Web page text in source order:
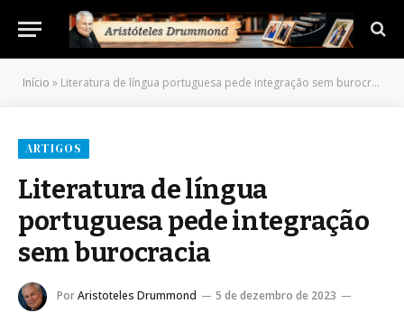
Início » Literatura de língua portuguesa pede integração sem burocracia
ARTIGOS
Literatura de língua
portuguesa pede integração
sem burocracia
PorAristoteles Drummond
5 de dezembro de 2023